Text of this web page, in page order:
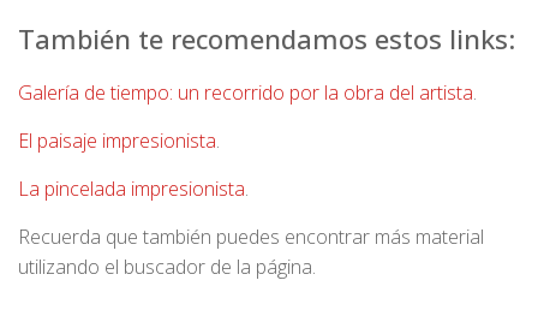
También te recomendamos estos links:
Galería de tiempo: un recorrido por la obra del artista.
El paisaje impresionista.
La pincelada impresionista.
Recuerda que también puedes encontrar más material
utilizando el buscador de la página.